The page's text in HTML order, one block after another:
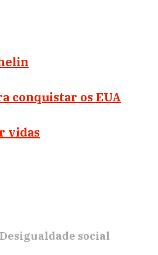
conquistar os EUA
vidas
Desigualdade social